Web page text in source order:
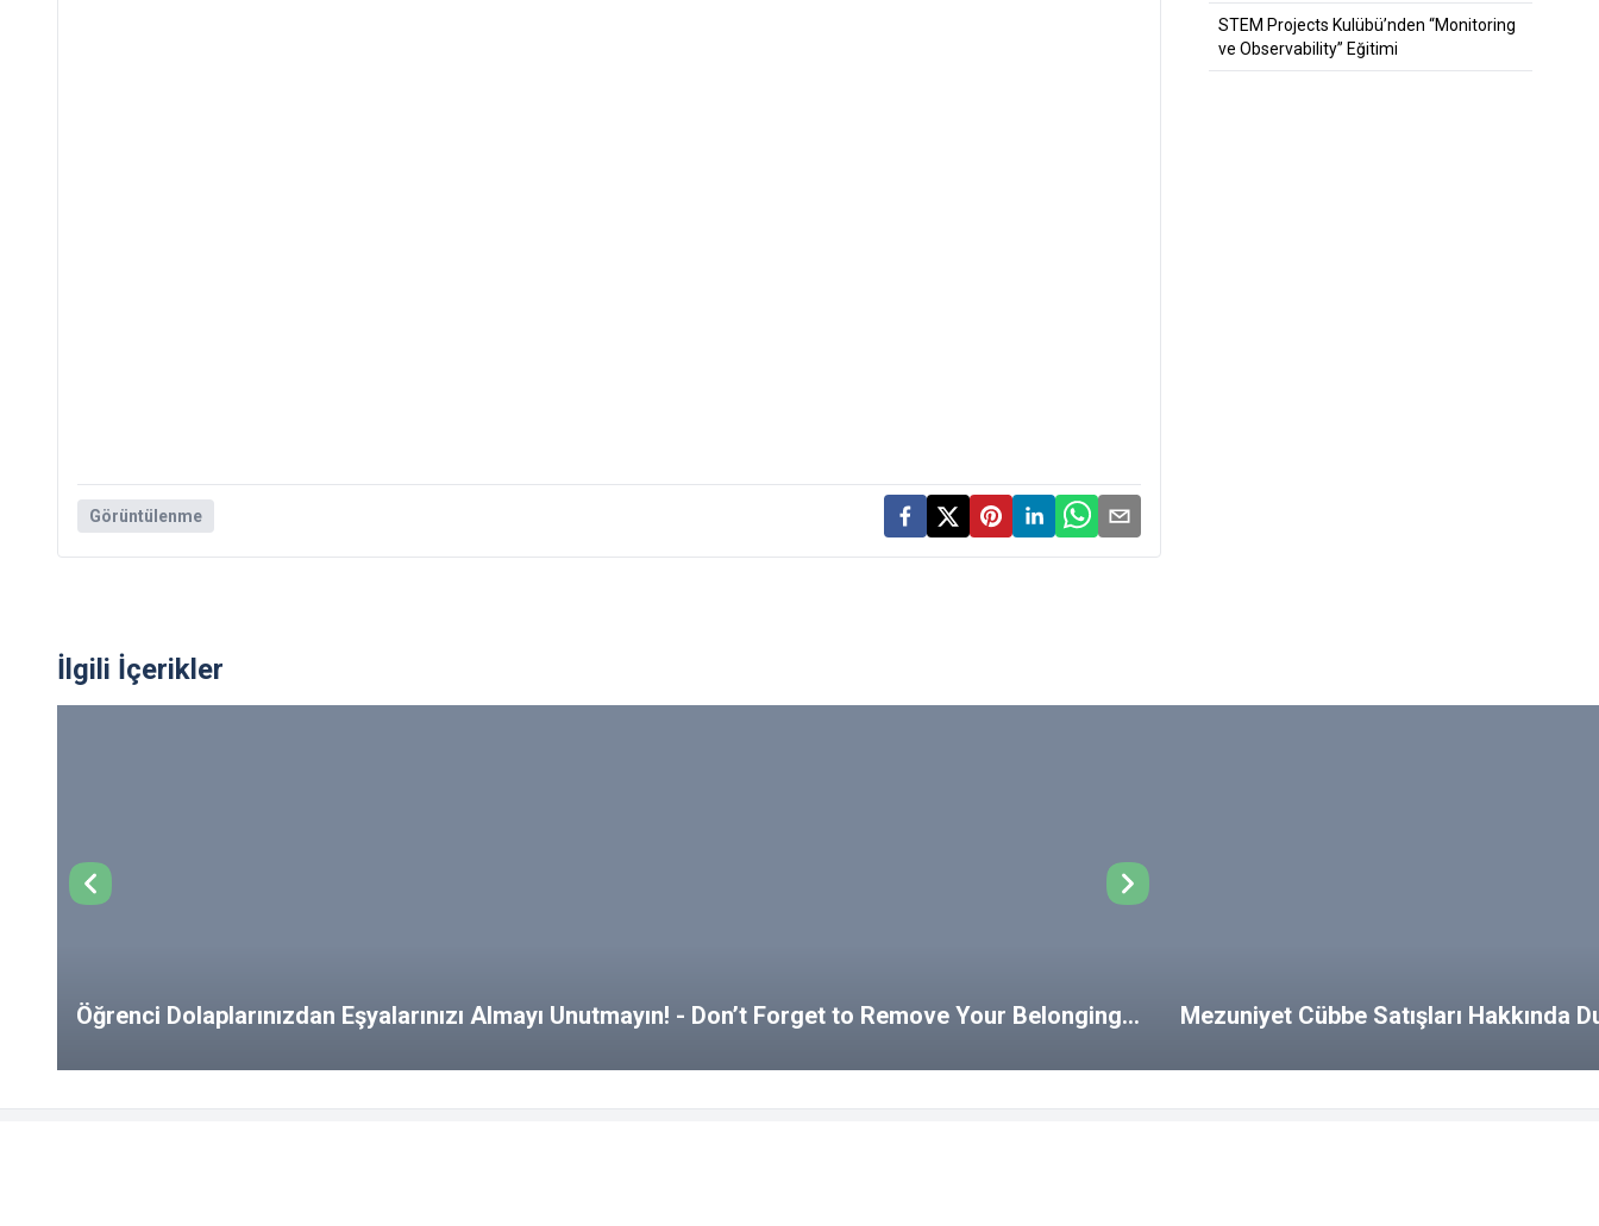
Görüntülenme
İlgili İçerikler
Öğrenci Dolaplarınızdan Eşyalarınızı Almayı Unutmayın! - Don’t Forget to Remove Your Belongings
Mezuniyet Cübbe Satışları Hakkında
STEM Projects Kulübü’nden “Monitoring
ve Observability” Eğitimi